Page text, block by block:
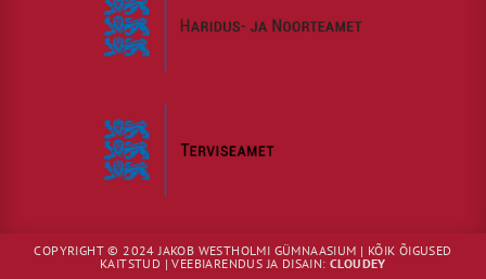
COPYRIGHT © 2024 JAKOB WESTHOLMI GÜMNAASIUM | KÕIK ÕIGUSED
KAITSTUD | VEEBIARENDUS JA DISAIN:CLOUDEY